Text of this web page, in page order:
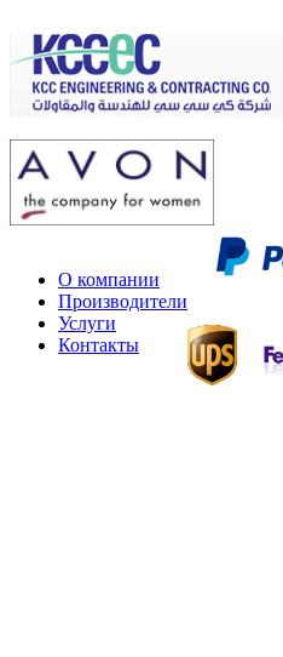
О компании
Производители
Услуги
Контакты